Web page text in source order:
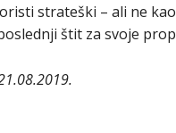
strateški – ali ne
štit za svoje